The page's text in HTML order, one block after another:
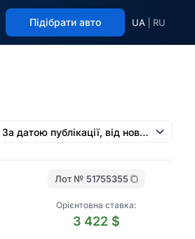
Підібрати авто UA RU
Лот № 51755355
Орієнтовна ставка:
3 422 $